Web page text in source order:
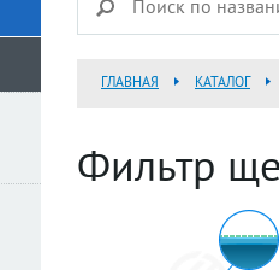
ГЛАВНАЯ КАТАЛОГ
Фильтр